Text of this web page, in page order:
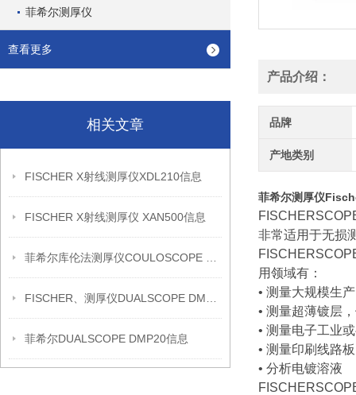
菲希尔测厚仪
查看更多
相关文章
FISCHER X射线测厚仪XDL210信息
FISCHER X射线测厚仪 XAN500信息
菲希尔DUALSCOPE DMP20信息
产品介绍：
品牌
产地类别
菲希尔测厚仪
非常适用于无损
用领域有：
• 测量大规模生
• 测量超薄镀层
• 测量电子工业
• 测量印刷线路板
• 分析电镀溶液